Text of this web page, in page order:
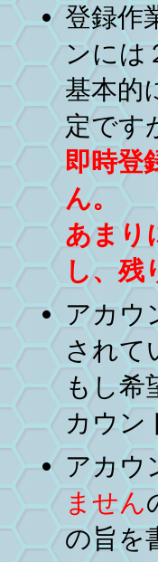
登録作
ンには
基本的
定です
即時登
ん。
あまり
し、残
アカウ
されて
もし希
カウン
アカウ
ません
の旨を